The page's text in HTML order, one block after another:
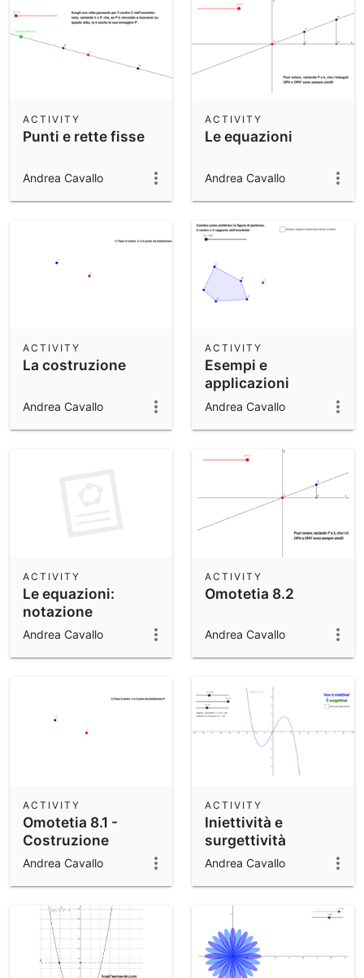
Punti e rette fisse
ACTIVITY
Andrea Cavallo
Le equazioni
ACTIVITY
Andrea Cavallo
La costruzione
ACTIVITY
Andrea Cavallo
Esempi e
applicazioni
ACTIVITY
Andrea Cavallo
Le equazioni:
notazione
matriciale
ACTIVITY
Andrea Cavallo
Omotetia 8.2
ACTIVITY
Andrea Cavallo
Omotetia 8.1 -
Costruzione
ACTIVITY
Andrea Cavallo
Iniettività e
surgettività
ACTIVITY
Andrea Cavallo